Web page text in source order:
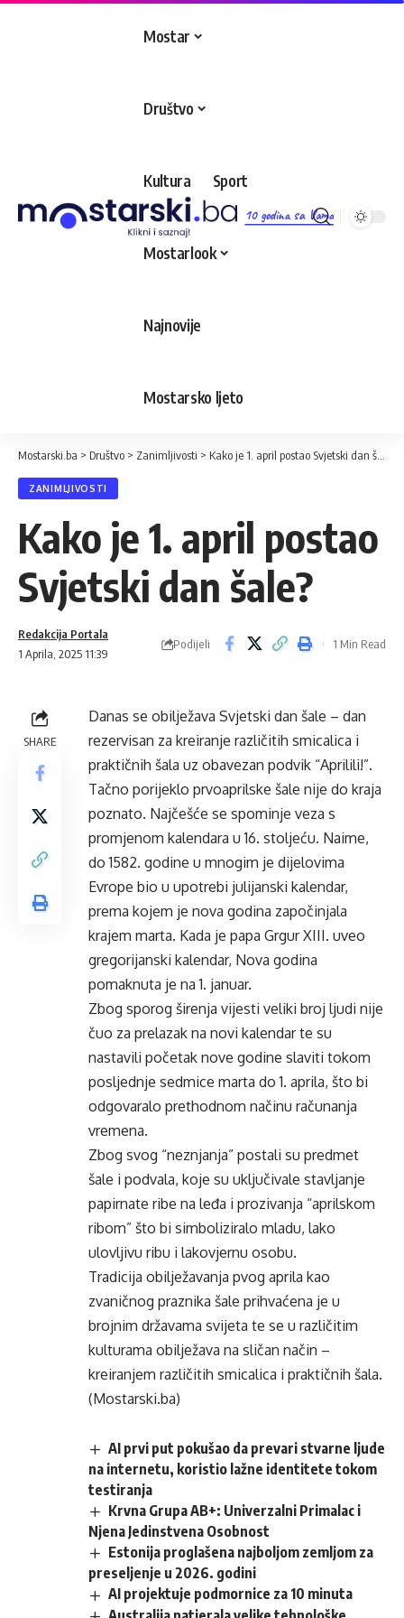
10 godina sa Vama
Mostar
Društvo
Kultura Sport
Mostarlook
Najnovije
Mostarsko ljeto
Mostarski.ba > Društvo > Zanimljivosti > Kako je 1. april postao Svjetski dan šale?
ZANIMLJIVOSTI
Kako je 1. april postao
Svjetski dan šale?
1 Aprila, 2025 11:39
Redakcija Portala
Podijeli 1 Min Read
SHARE
Danas se obilježava Svjetski dan šale – dan
rezervisan za kreiranje različitih smicalica i
praktičnih šala uz obavezan podvik “Aprilili!”.
Tačno porijeklo prvoaprilske šale nije do kraja
poznato. Najčešće se spominje veza s
promjenom kalendara u 16. stoljeću. Naime,
do 1582. godine u mnogim je dijelovima
Evrope bio u upotrebi julijanski kalendar,
prema kojem je nova godina započinjala
krajem marta. Kada je papa Grgur XIII. uveo
gregorijanski kalendar, Nova godina
pomaknuta je na 1. januar.
Zbog sporog širenja vijesti veliki broj ljudi nije
čuo za prelazak na novi kalendar te su
nastavili početak nove godine slaviti tokom
posljednje sedmice marta do 1. aprila, što bi
odgovaralo prethodnom načinu računanja
vremena.
Zbog svog “neznjanja” postali su predmet
šale i podvala, koje su uključivale stavljanje
papirnate ribe na leđa i prozivanja “aprilskom
ribom” što bi simboliziralo mladu, lako
ulovljivu ribu i lakovjernu osobu.
Tradicija obilježavanja pvog aprila kao
zvaničnog praznika šale prihvaćena je u
brojnim državama svijeta te se u različitim
kulturama obilježava na sličan način –
kreiranjem različitih smicalica i praktičnih šala.
(Mostarski.ba)
AI prvi put pokušao da prevari stvarne ljude
na internetu, koristio lažne identitete tokom
testiranja
Krvna Grupa AB+: Univerzalni Primalac i
Njena Jedinstvena Osobnost
Estonija proglašena najboljom zemljom za
preseljenje u 2026. godini
AI projektuje podmornice za 10 minuta